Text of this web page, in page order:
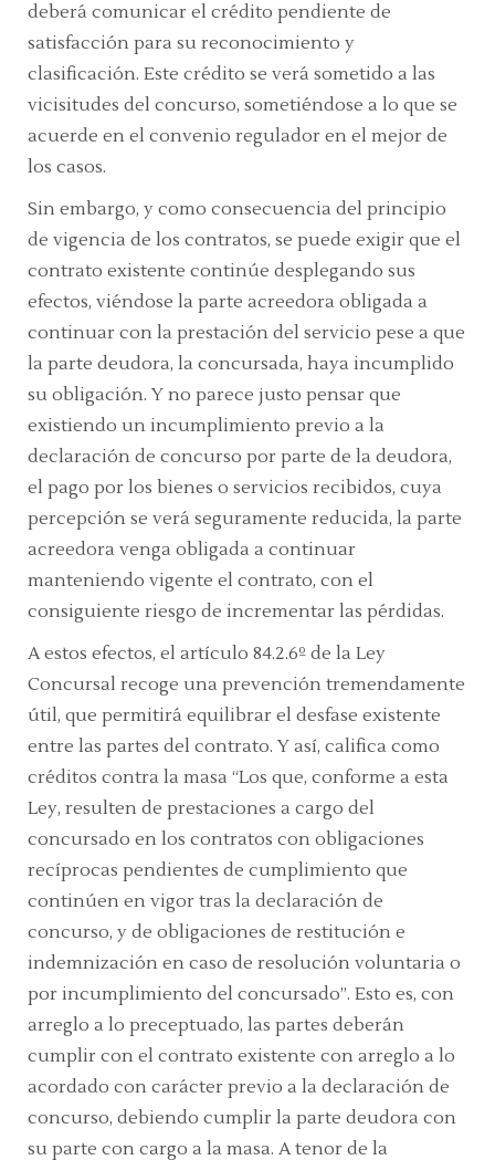
deberá comunicar el crédito pendiente de
satisfacción para su reconocimiento y
clasificación. Este crédito se verá sometido a las
vicisitudes del concurso, sometiéndose a lo que se
acuerde en el convenio regulador en el mejor de
los casos.
Sin embargo, y como consecuencia del principio
de vigencia de los contratos, se puede exigir que el
contrato existente continúe desplegando sus
efectos, viéndose la parte acreedora obligada a
continuar con la prestación del servicio pese a que
la parte deudora, la concursada, haya incumplido
su obligación. Y no parece justo pensar que
existiendo un incumplimiento previo a la
declaración de concurso por parte de la deudora,
el pago por los bienes o servicios recibidos, cuya
percepción se verá seguramente reducida, la parte
acreedora venga obligada a continuar
manteniendo vigente el contrato, con el
consiguiente riesgo de incrementar las pérdidas.
A estos efectos, el artículo 84.2.6º de la Ley
Concursal recoge una prevención tremendamente
útil, que permitirá equilibrar el desfase existente
entre las partes del contrato. Y así, califica como
créditos contra la masa “Los que, conforme a esta
Ley, resulten de prestaciones a cargo del
concursado en los contratos con obligaciones
recíprocas pendientes de cumplimiento que
continúen en vigor tras la declaración de
concurso, y de obligaciones de restitución e
indemnización en caso de resolución voluntaria o
por incumplimiento del concursado”. Esto es, con
arreglo a lo preceptuado, las partes deberán
cumplir con el contrato existente con arreglo a lo
acordado con carácter previo a la declaración de
concurso, debiendo cumplir la parte deudora con
su parte con cargo a la masa. A tenor de la